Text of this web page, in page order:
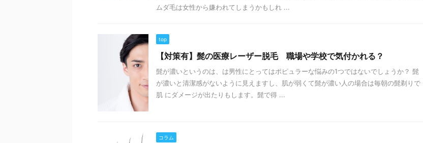
ムダ毛は女性から嫌われてしまうかもしれ ...
top
【対策有】髭の医療レーザー脱毛 職場や学校で気付かれる？
髭が濃いというのは、は男性にとってはポピュラーな悩みの1つではないでしょうか？ 髭
が濃いと清潔感がないように見えますし、肌が弱くて髭が濃い人の場合は毎朝の髭剃りで
肌 にダメージが出たりもします。髭で得 ...
コラム